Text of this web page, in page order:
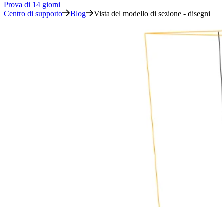
Prova di 14 giorni
Centro di supporto
Blog Vista del modello di sezione - disegni